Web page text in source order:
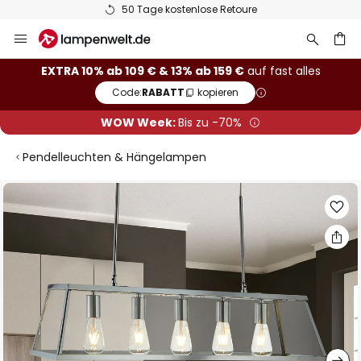
50 Tage kostenlose Retoure
Inhalt
springen
EXTRA 10% ab 109 € & 13% ab 159 €auf fast alles
Code:RABATT kopieren
WOW Week:Bis zu -70%
Pendelleuchten & Hängelampen
Zum
Ende
Bildgalerie